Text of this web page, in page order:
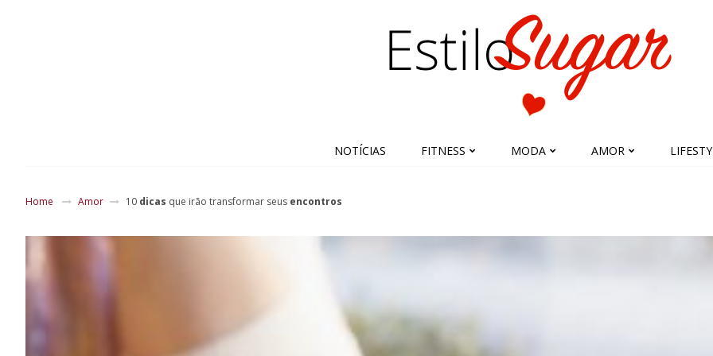
NOTÍCIAS FITNESS MODA AMOR
Home Amor 10 dicas que irão transformar seus encontros